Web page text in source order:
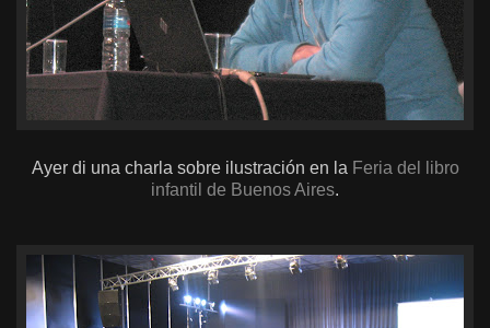
Ayer di una charla sobre ilustración en la Feria del libro
infantil de Buenos Aires.